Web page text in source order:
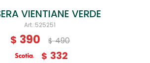
VIENTIANE VERDE
525251
$ 390 $ 490
$ 332